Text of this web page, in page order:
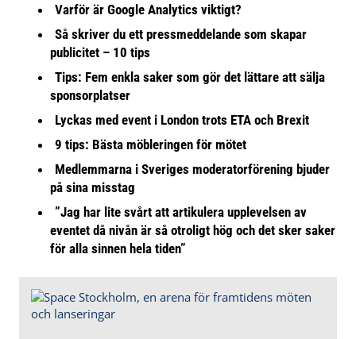
Varför är Google Analytics viktigt?
Så skriver du ett pressmeddelande som skapar
publicitet – 10 tips
Tips: Fem enkla saker som gör det lättare att sälja
sponsorplatser
Lyckas med event i London trots ETA och Brexit
9 tips: Bästa möbleringen för mötet
Medlemmarna i Sveriges moderatorförening bjuder
på sina misstag
”Jag har lite svårt att artikulera upplevelsen av
eventet då nivån är så otroligt hög och det sker saker
för alla sinnen hela tiden”